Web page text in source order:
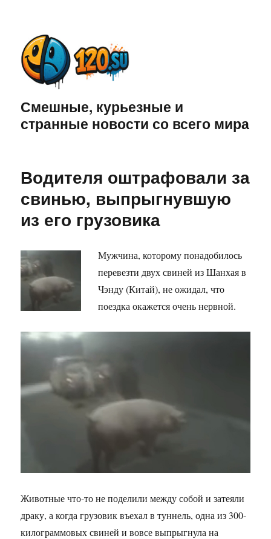
Смешные, курьезные и
странные новости со всего мира
Водителя оштрафовали за
свинью, выпрыгнувшую
из его грузовика
Мужчина, которому понадобилось
перевезти двух свиней из Шанхая в
Чэнду (Китай), не ожидал, что
поездка окажется очень нервной.
Животные что-то не поделили между собой и затеяли
драку, а когда грузовик въехал в туннель, одна из 300-
килограммовых свиней и вовсе выпрыгнула на